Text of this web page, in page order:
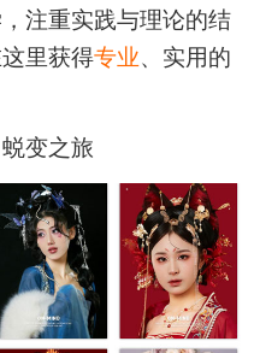
注重实践与理论的结
里获得专业、实用的
蜕变之旅